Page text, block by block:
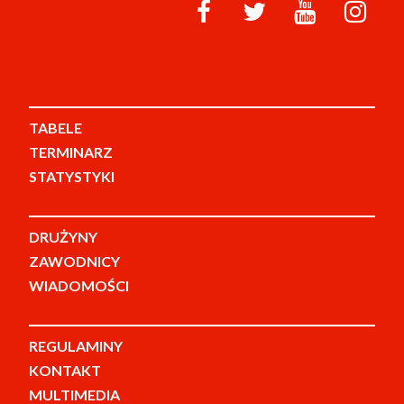
TABELE
TERMINARZ
STATYSTYKI
DRUŻYNY
ZAWODNICY
WIADOMOŚCI
REGULAMINY
KONTAKT
MULTIMEDIA